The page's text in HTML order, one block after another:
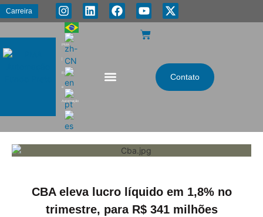
Carreira
PMA
Energia
e
Automação
Contato
CBA eleva lucro líquido em 1,8% no
trimestre, para R$ 341 milhões